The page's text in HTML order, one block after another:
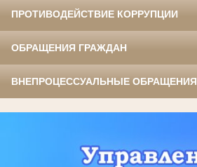
ПРОТИВОДЕЙСТВИЕ КОРРУПЦИИ
ОБРАЩЕНИЯ ГРАЖДАН
ВНЕПРОЦЕССУАЛЬНЫЕ ОБРАЩЕНИЯ